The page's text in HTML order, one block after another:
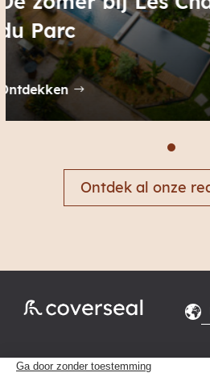
De zomer bij
Ontdekken
Ontdek al onze